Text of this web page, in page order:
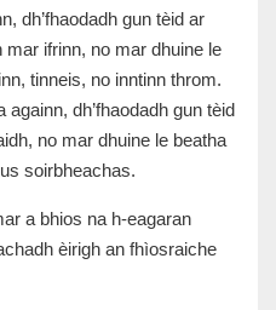
dh’fhaodadh gun tèid ar
ifrinn, no mar dhuine le
tinneis, no inntinn throm.
againn, dh’fhaodadh gun tèid
no mar dhuine le beatha
soirbheachas.
a bhios na h-eagaran
èirigh an fhìosraiche